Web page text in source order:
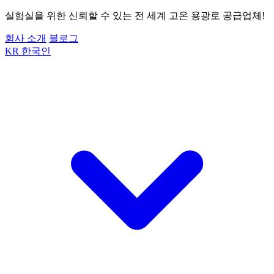
실험실을 위한 신뢰할 수 있는 전 세계 고온 용광로 공급업체!
회사 소개 블로그
KR 한국인